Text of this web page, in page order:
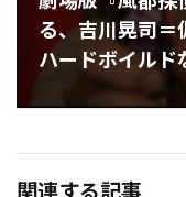
る、吉川晃司＝
ハードボイルド
関連する記事